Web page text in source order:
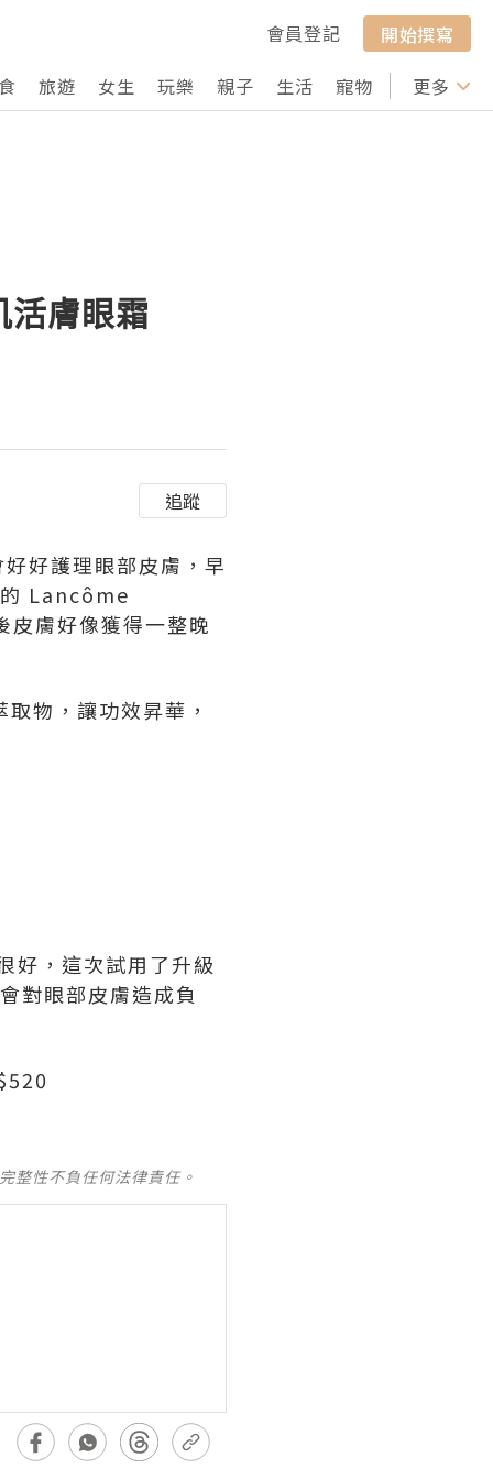
會員登記
開始撰寫
旅遊 女生 玩樂 親子 生活 寵物 行山 打卡
更多
膚眼霜
追蹤
好護理眼部皮膚，早
Lancôme
膚好像獲得一整晚
物，讓功效昇華，
，這次試用了升級
對眼部皮膚造成負
整性不負任何法律責任。